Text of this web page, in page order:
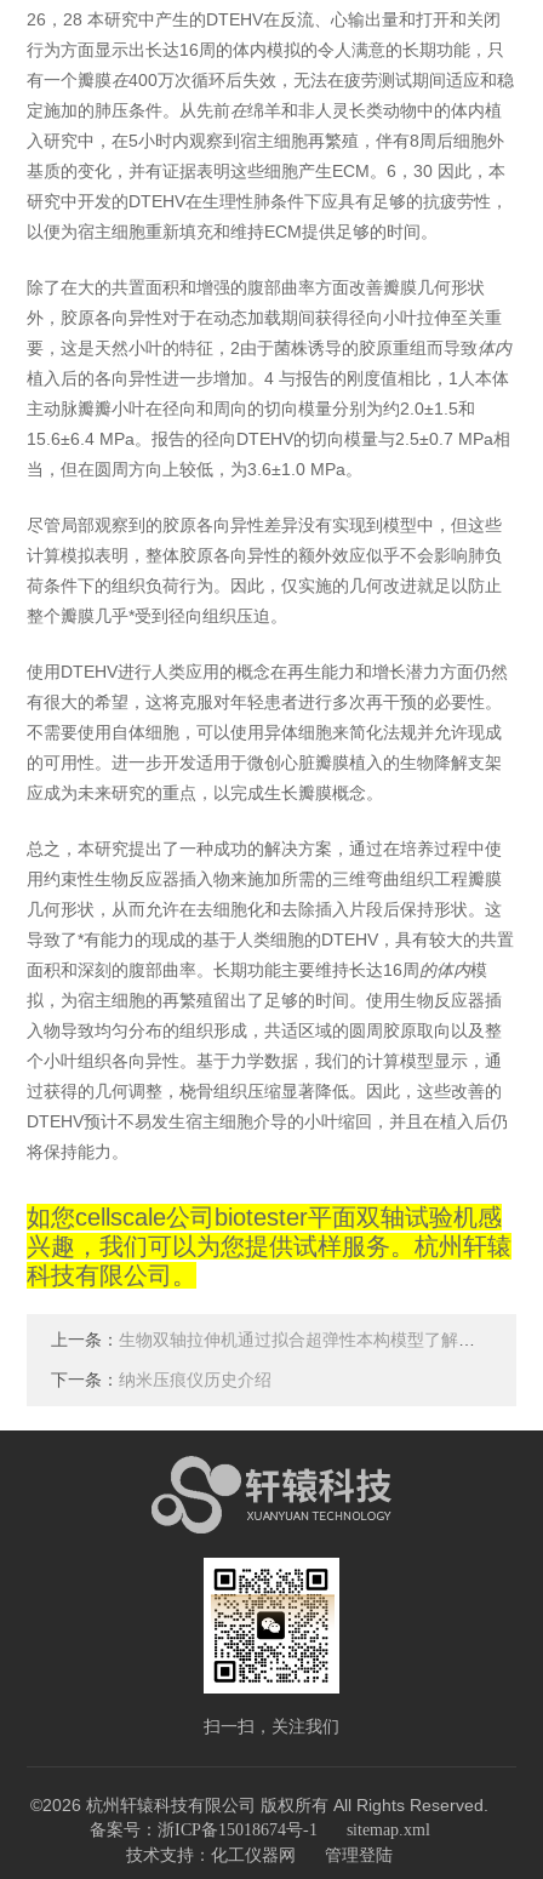
26，28 本研究中产生的DTEHV在反流、心输出量和打开和关闭
行为方面显示出长达16周的体内模拟的令人满意的长期功能，只
有一个瓣膜在400万次循环后失效，无法在疲劳测试期间适应和稳
定施加的肺压条件。从先前在绵羊和非人灵长类动物中的体内植
入研究中，在5小时内观察到宿主细胞再繁殖，伴有8周后细胞外
基质的变化，并有证据表明这些细胞产生ECM。6，30 因此，本
研究中开发的DTEHV在生理性肺条件下应具有足够的抗疲劳性，
以便为宿主细胞重新填充和维持ECM提供足够的时间。
除了在大的共置面积和增强的腹部曲率方面改善瓣膜几何形状
外，胶原各向异性对于在动态加载期间获得径向小叶拉伸至关重
要，这是天然小叶的特征，2由于菌株诱导的胶原重组而导致体内
植入后的各向异性进一步增加。4 与报告的刚度值相比，1人本体
主动脉瓣瓣小叶在径向和周向的切向模量分别为约2.0±1.5和
15.6±6.4 MPa。报告的径向DTEHV的切向模量与2.5±0.7 MPa相
当，但在圆周方向上较低，为3.6±1.0 MPa。
尽管局部观察到的胶原各向异性差异没有实现到模型中，但这些
计算模拟表明，整体胶原各向异性的额外效应似乎不会影响肺负
荷条件下的组织负荷行为。因此，仅实施的几何改进就足以防止
整个瓣膜几乎*受到径向组织压迫。
使用DTEHV进行人类应用的概念在再生能力和增长潜力方面仍然
有很大的希望，这将克服对年轻患者进行多次再干预的必要性。
不需要使用自体细胞，可以使用异体细胞来简化法规并允许现成
的可用性。进一步开发适用于微创心脏瓣膜植入的生物降解支架
应成为未来研究的重点，以完成生长瓣膜概念。
总之，本研究提出了一种成功的解决方案，通过在培养过程中使
用约束性生物反应器插入物来施加所需的三维弯曲组织工程瓣膜
几何形状，从而允许在去细胞化和去除插入片段后保持形状。这
导致了*有能力的现成的基于人类细胞的DTEHV，具有较大的共置
面积和深刻的腹部曲率。长期功能主要维持长达16周的体内模
拟，为宿主细胞的再繁殖留出了足够的时间。使用生物反应器插
入物导致均匀分布的组织形成，共适区域的圆周胶原取向以及整
个小叶组织各向异性。基于力学数据，我们的计算模型显示，通
过获得的几何调整，桡骨组织压缩显著降低。因此，这些改善的
DTEHV预计不易发生宿主细胞介导的小叶缩回，并且在植入后仍
将保持能力。
如您cellscale公司biotester平面双轴试验机感
兴趣，我们可以为您提供试样服务。杭州轩辕
科技有限公司。
上一条：生物双轴拉伸机通过拟合超弹性本构模型了解大鼠心肌病的区域力学
下一条：纳米压痕仪历史介绍
扫一扫，关注我们
©2026 杭州轩辕科技有限公司 版权所有 All Rights Reserved.
备案号：浙ICP备15018674号-1 sitemap.xml
技术支持： 化工仪器网 管理登陆